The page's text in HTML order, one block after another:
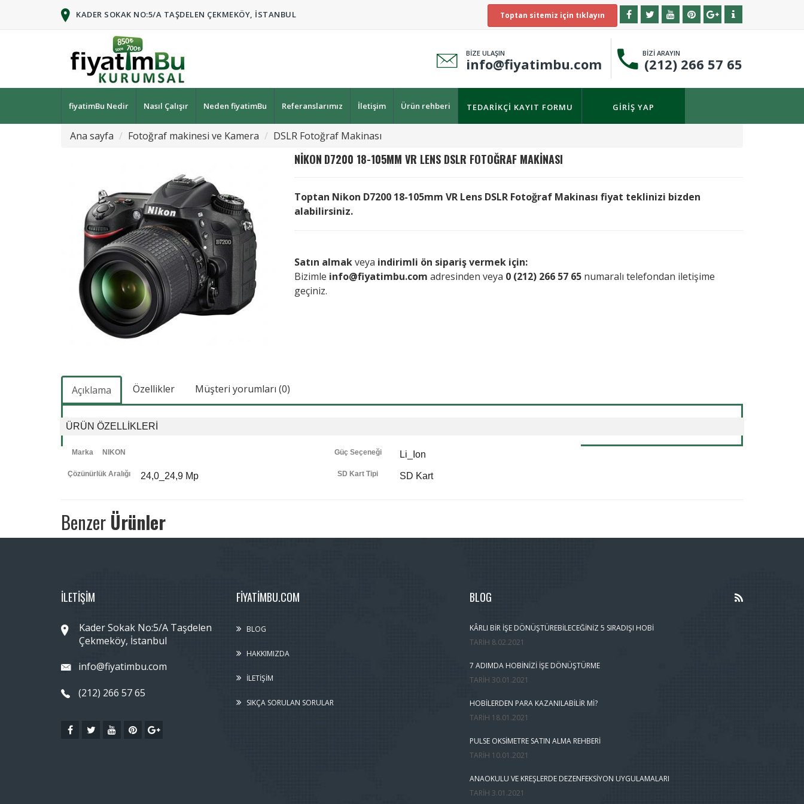
KADER SOKAK NO:5/A TAŞDELEN ÇEKMEKÖY, İSTANBUL Toptan sitemiz için tıklayın
BİZE ULAŞIN
info@fiyatimbu.com
BİZİ ARAYIN
(212) 266 57 65
fiyatimBu Nedir Nasıl Çalışır Neden fiyatimBu Referanslarımız İletişim Ürün rehberi TEDARIKÇI KAYIT FORMU GIRIŞ YAP
Ana sayfa Fotoğraf makinesi ve Kamera DSLR Fotoğraf Makinası
NIKON D7200 18-105MM VR LENS DSLR FOTOĞRAF MAKINASI
Toptan Nikon D7200 18-105mm VR Lens DSLR Fotoğraf Makinası fiyat teklinizi bizden
alabilirsiniz.
Satın almakveya indirimli ön sipariş vermek için:
Bizimle info@fiyatimbu.com adresinden veya 0 (212) 266 57 65 numaralı telefondan iletişime
geçiniz.
Açıklama Özellikler Müşteri yorumları (0)
ÜRÜN ÖZELLIKLERI
Marka NIKON Güç Seçeneği Li_Ion
Çözünürlük Aralığı 24,0_24,9 Mp SD Kart Tipi SD Kart
Benzer Ürünler
İLETİŞİM
Kader Sokak No:5/A Taşdelen
Çekmeköy, İstanbul
info@fiyatimbu.com
(212) 266 57 65
FIYATIMBU.COM
BLOG
HAKKIMIZDA
İLETIŞIM
SIKÇA SORULAN SORULAR
BLOG
KÂRLI BIR İŞE DÖNÜŞTÜREBILECEĞINIZ 5 SIRADIŞI HOBI
TARIH 8.02.2021
7 ADIMDA HOBINIZI İŞE DÖNÜŞTÜRME
TARIH 30.01.2021
HOBILERDEN PARA KAZANILABILIR MI?
TARIH 18.01.2021
PULSE OKSIMETRE SATIN ALMA REHBERI
TARIH 10.01.2021
ANAOKULU VE KREŞLERDE DEZENFEKSIYON UYGULAMALARI
TARIH 3.01.2021